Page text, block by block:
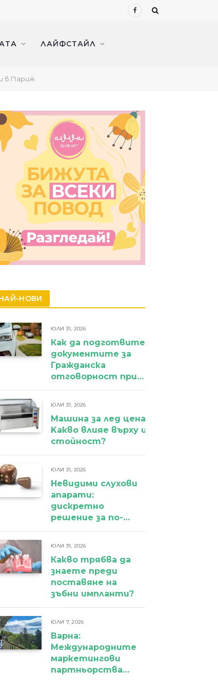
Facebook
ЛАЙФСТАЙЛ
в Париж
НОВИ
ЮЛИ 31, 2026
Как да подготвите
документите за
Гражданска
отговорност при
ЮЛИ 31, 2026
Машина за лед цена:
Kакво влияе върху избора и
стойност?
ЮЛИ 31, 2026
Невидими слухови
апарати:
дискретно
решение за по-
ЮЛИ 31, 2026
Какво трябва да
знаете преди
поставяне на
зъбни импланти?
ЮЛИ 7, 2026
Варна:
Международните
маркетингови
партньорства